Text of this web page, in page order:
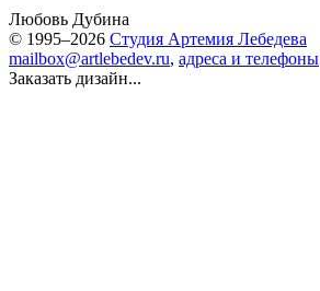
Любовь Дубина
© 1995–2026 Студия Артемия Лебедева
mailbox@artlebedev.ru, адреса и телефоны
Заказать дизайн...